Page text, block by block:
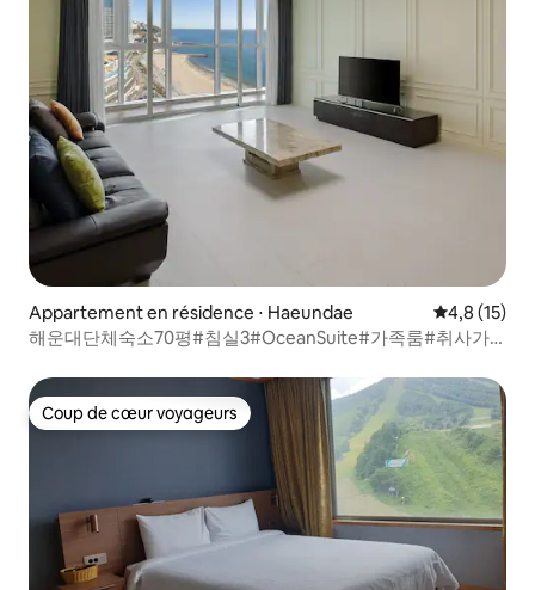
Appartement en résidence ⋅ Haeundae Évaluation
4,8 (15)
해운대단체숙소70평#침실3#OceanSuite#가족룸#취사가
Coup de cœur voyageurs
Coup de cœur voyageurs